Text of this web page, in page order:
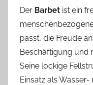
Der Barbet ist ein
passt, die Freude
Beschäftigung und
Seine lockige
Einsatz als